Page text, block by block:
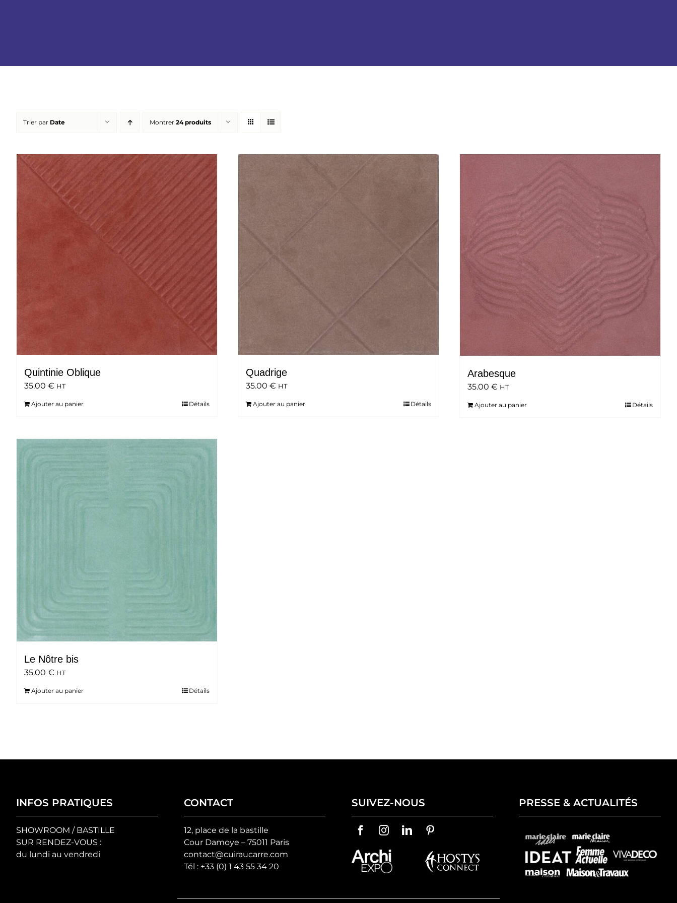
Trier par Date Montrer 24 produits
Quintinie Oblique
35.00 € HT
Ajouter au panier Détails
Quadrige
35.00 € HT
Ajouter au panier Détails
Arabesque
35.00 € HT
Ajouter au panier Détails
Le Nôtre bis
35.00 € HT
Ajouter au panier Détails
INFOS PRATIQUES
SHOWROOM / BASTILLE
SUR RENDEZ-VOUS :
du lundi au vendredi
CONTACT
12, place de la bastille
Cour Damoye – 75011 Paris
contact@cuiraucarre.com
Tél : +33 (0) 1 43 55 34 20
SUIVEZ-NOUS PRESSE & ACTUALITÉS